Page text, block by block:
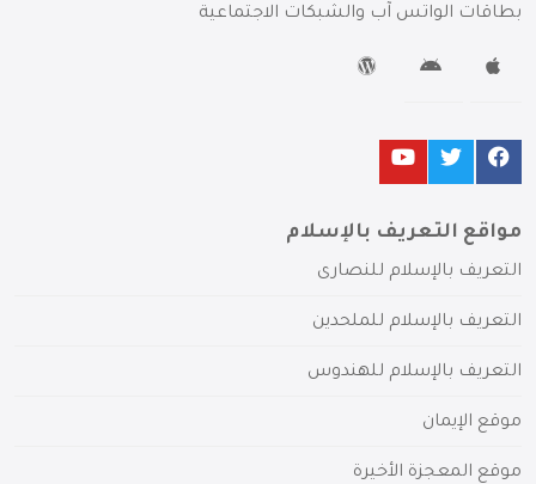
بطاقات الواتس آب والشبكات الاجتماعية
مواقع التعريف بالإسلام
التعريف بالإسلام للنصارى
التعريف بالإسلام للملحدين
التعريف بالإسلام للهندوس
موقع الإيمان
موقع المعجزة الأخيرة